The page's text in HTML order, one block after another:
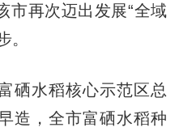
市再次迈出发展“全域
。
水稻核心示范区总
造，全市富硒水稻种